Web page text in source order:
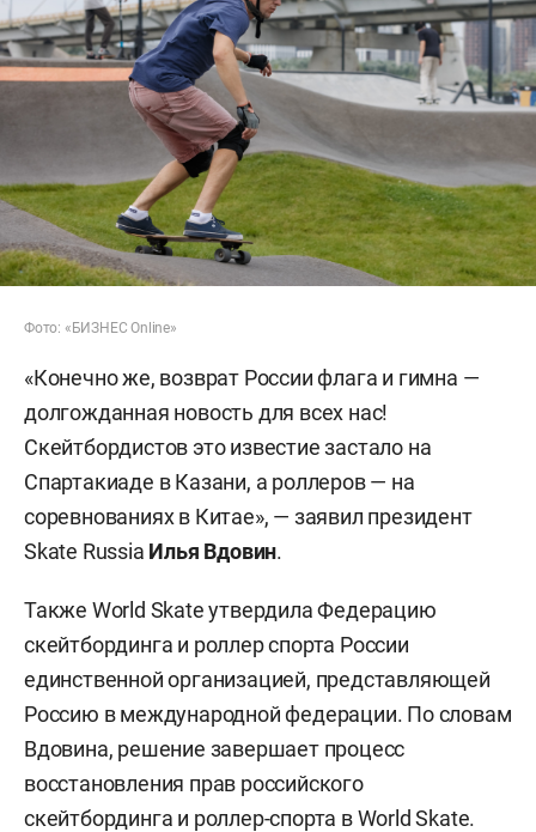
Фото: «БИЗНЕС Online»
«Конечно же, возврат России флага и гимна —
долгожданная новость для всех нас!
Скейтбордистов это известие застало на
Спартакиаде в Казани, а роллеров — на
соревнованиях в Китае», — заявил президент
Skate Russia Илья Вдовин.
Также World Skate утвердила Федерацию
скейтбординга и роллер спорта России
единственной организацией, представляющей
Россию в международной федерации. По словам
Вдовина, решение завершает процесс
восстановления прав российского
скейтбординга и роллер-спорта в World Skate.